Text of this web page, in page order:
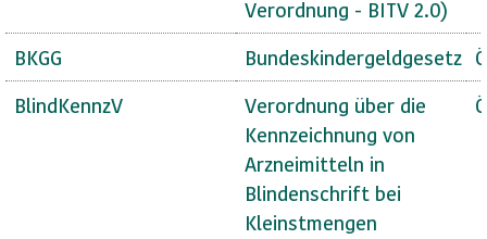
Verordnung - BITV 2.0)
BKGG Bundeskindergeldgesetz
BlindKennzV
Verordnung über die
Kennzeichnung von
Arzneimitteln in
Blindenschrift bei
Kleinstmengen